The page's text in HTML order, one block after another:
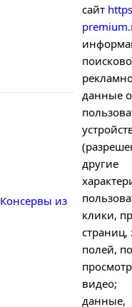
Консервы из
сайт
данные о
другие
клики,
страниц,
полей,
видео;
данные,